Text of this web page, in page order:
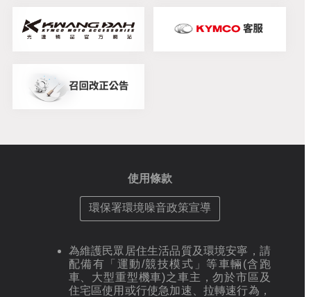
使用條款
環保署環境噪音政策宣導
為維護民眾居住生活品質及環境安寧，請
配備有「運動/競技模式」等車輛(含跑
車、大型重型機車)之車主，勿於市區及
住宅區使用或行使急加速、拉轉速行為，